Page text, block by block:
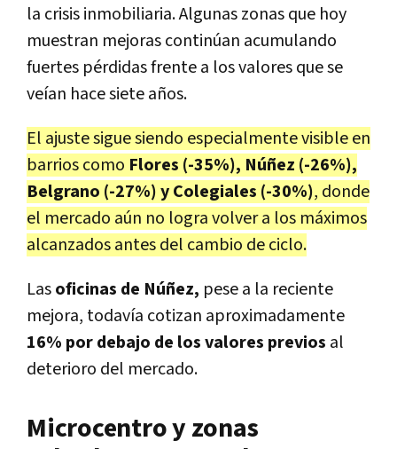
la crisis inmobiliaria. Algunas zonas que hoy
muestran mejoras continúan acumulando
fuertes pérdidas frente a los valores que se
veían hace siete años.
El ajuste sigue siendo especialmente visible en
barrios como Flores (-35%), Núñez (-26%),
Belgrano (-27%) y Colegiales (-30%), donde
el mercado aún no logra volver a los máximos
alcanzados antes del cambio de ciclo.
Lasoficinas de Núñez, pese a la reciente
mejora, todavía cotizan aproximadamente
16% por debajo de los valores previos al
deterioro del mercado.
Microcentro y zonas